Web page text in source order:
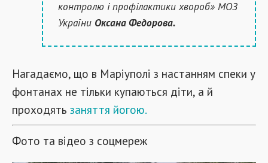
контролю і профілактики хвороб» МОЗ
України Оксана Федорова.
Нагадаємо, що в Маріуполі з настанням спеки у
фонтанах не тільки купаються діти, а й
проходять заняття йогою.
Фото та відео з соцмереж